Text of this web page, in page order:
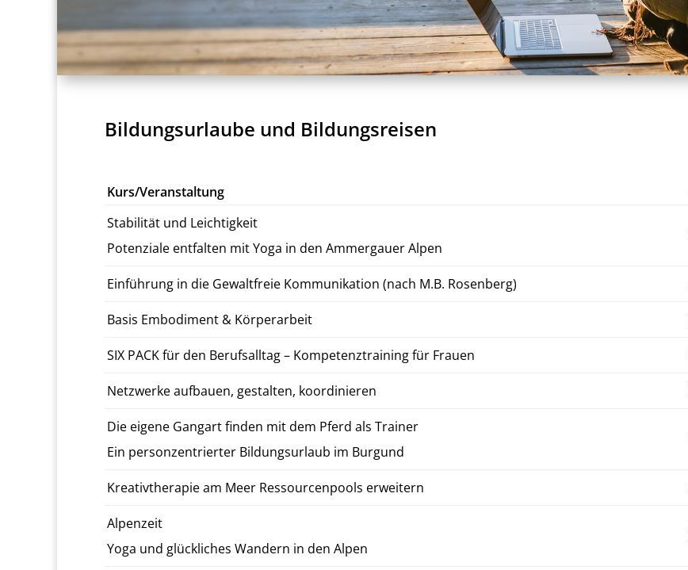
Bildungsurlaube und Bildungsreisen
Kurs/Veranstaltung
Sta­bil­ität und Le­ichtigkeit
Poten­ziale ent­fal­ten mit Yoga in den Am­mer­gauer Alpen
Ein­führung in die Gewalt­freie Kom­mu­nika­tion (nach M.B. Rosen­berg)
Basis Em­bod­i­ment & Kör­per­ar­beit
SIX PACK für den Beruf­sall­t­ag – Kom­pe­ten­z­train­ing für Frauen
Net­zw­erke auf­bauen, gestal­ten, ko­or­dinieren
Die eigene Gan­gart finden mit dem Pferd als Train­er
Ein per­son­zen­tri­ert­er Bil­dung­surlaub im Bur­gund
Kreativther­a­pie am Meer Ressourcenpools er­weit­ern
Alpen­zeit
Yoga und glück­lich­es Wan­dern in den Alpen